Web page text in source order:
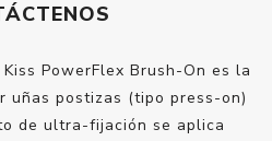
PowerFlex Brush-On es la
uñas postizas (tipo press-on)
de ultra-fijación se aplica